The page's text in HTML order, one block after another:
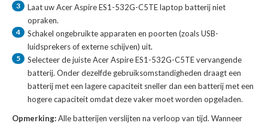
3 Laat uwAcer Aspire ES1-532G-C5TE laptop batterijniet
opraken.
4
Schakel ongebruikte apparaten en poorten (zoals USB-
luidsprekers of externe schijven) uit.
5 Selecteer de juisteAcer Aspire ES1-532G-C5TE vervangende
batterij. Onder dezelfde gebruiksomstandigheden draagt een
batterij met een lagere capaciteit sneller dan een batterij met een
hogere capaciteit omdat deze vaker moet worden opgeladen.
Opmerking:Alle batterijen verslijten na verloop van tijd. Wanneer